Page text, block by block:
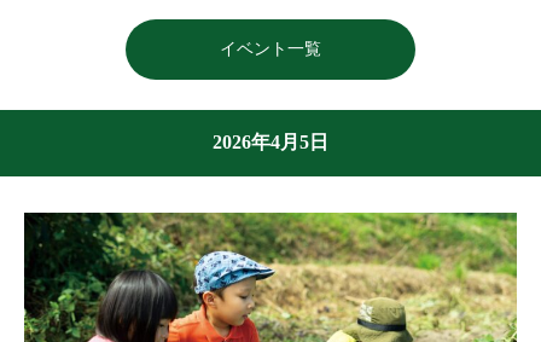
イベント一覧
2026年4月5日